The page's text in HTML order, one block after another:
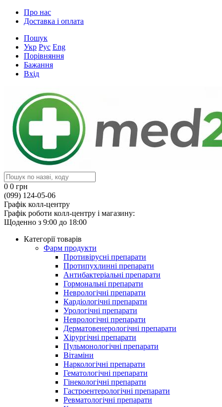
Про нас
Доставка і оплата
Пошук
Укр Рус Eng
Порівняння
Бажання
Вхід
0 0 грн
(099) 124-05-06
Графік колл-центру
Графік роботи колл-центру і магазину:
Щоденно з 9:00 до 18:00
Категорії товарів
Фарм продукти
Противірусні препарати
Протипухлинні препарати
Антибактеріальні препарати
Гормональні препарати
Неврологічні препарати
Кардіологічні препарати
Урологічні препарати
Неврологічні препарати
Дерматовенерологічні препарати
Хірургічні препарати
Пульмонологічні препарати
Вітаміни
Наркологічні препарати
Гематологічні препарати
Гінекологічні препарати
Гастроентерологічні препарати
Ревматологічні препарати